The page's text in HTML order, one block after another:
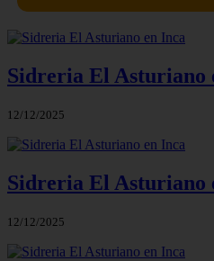
Sidreria El Asturiano
12/12/2025
Sidreria El Asturiano
12/12/2025